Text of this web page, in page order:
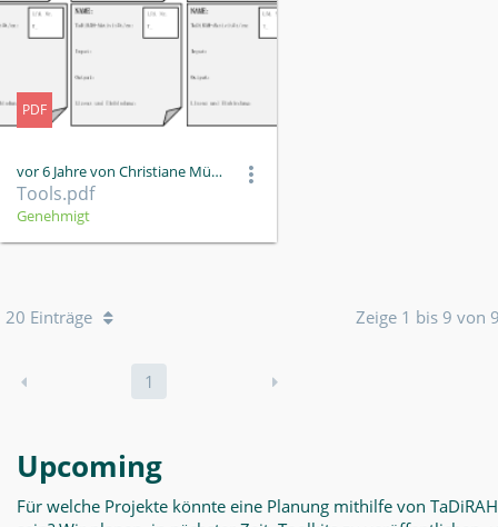
PDF
vor 6 Jahre von Christiane Müller
Tools.pdf
Genehmigt
20 Einträge Zeige 1 bis 9 von
1
Upcoming
Für welche Projekte könnte eine Planung mithilfe von